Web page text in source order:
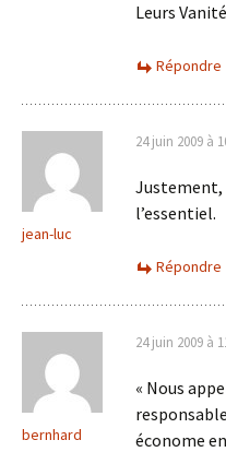
Leurs
Répondre
jean-luc
24 juin 2009 à
Justement,
l’essentiel.
Répondre
bernhard
24 juin 2009 à
« Nous
économe